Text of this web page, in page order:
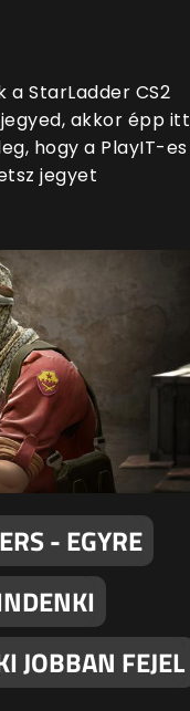
a StarLadder CS2
akkor épp itt
hogy a PlayIT-es
jegyet
- EGYRE
JOBBAN FEJEL